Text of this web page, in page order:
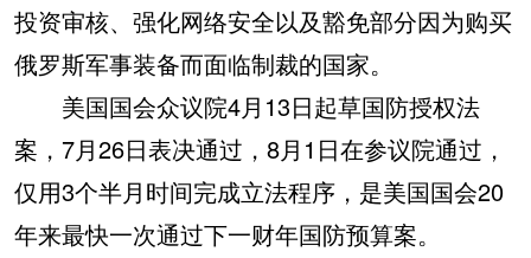
投资审核、强化网络安全以及豁免部分因为购买
俄罗斯军事装备而面临制裁的国家。
美国国会众议院4月13日起草国防授权法
案，7月26日表决通过，8月1日在参议院通过，
仅用3个半月时间完成立法程序，是美国国会20
年来最快一次通过下一财年国防预算案。